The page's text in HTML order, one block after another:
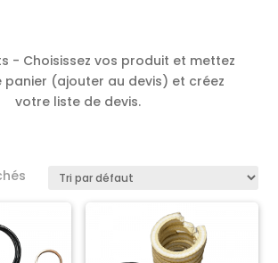
- Choisissez vos produit et mettez
panier (ajouter au devis) et créez
votre liste de devis.